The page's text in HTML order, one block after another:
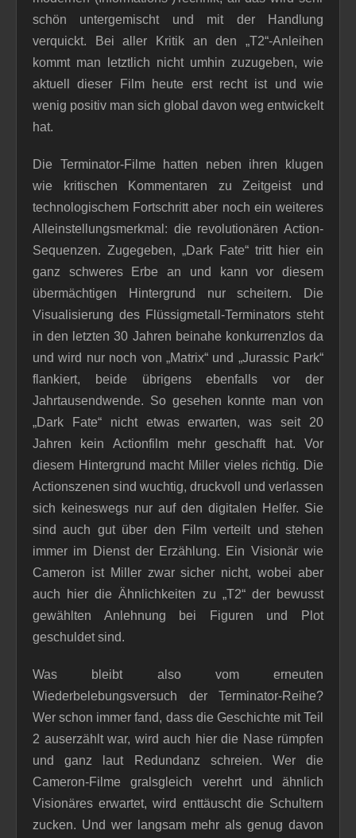
schön untergemischt und mit der Handlung
verquickt. Bei aller Kritik an den „T2“-Anleihen
kommt man letztlich nicht umhin zuzugeben, wie
aktuell dieser Film heute erst recht ist und wie
wenig positiv man sich global davon weg entwickelt
hat.
Die Terminator-Filme hatten neben ihren klugen
wie kritischen Kommentaren zu Zeitgeist und
technologischem Fortschritt aber noch ein weiteres
Alleinstellungsmerkmal: die revolutionären Action-
Sequenzen. Zugegeben, „Dark Fate“ tritt hier ein
ganz schweres Erbe an und kann vor diesem
übermächtigen Hintergrund nur scheitern. Die
Visualisierung des Flüssigmetall-Terminators steht
in den letzten 30 Jahren beinahe konkurrenzlos da
und wird nur noch von „Matrix“ und „Jurassic Park“
flankiert, beide übrigens ebenfalls vor der
Jahrtausendwende. So gesehen konnte man von
„Dark Fate“ nicht etwas erwarten, was seit 20
Jahren kein Actionfilm mehr geschafft hat. Vor
diesem Hintergrund macht Miller vieles richtig. Die
Actionszenen sind wuchtig, druckvoll und verlassen
sich keineswegs nur auf den digitalen Helfer. Sie
sind auch gut über den Film verteilt und stehen
immer im Dienst der Erzählung. Ein Visionär wie
Cameron ist Miller zwar sicher nicht, wobei aber
auch hier die Ähnlichkeiten zu „T2“ der bewusst
gewählten Anlehnung bei Figuren und Plot
geschuldet sind.
Was bleibt also vom erneuten
Wiederbelebungsversuch der Terminator-Reihe?
Wer schon immer fand, dass die Geschichte mit Teil
2 auserzählt war, wird auch hier die Nase rümpfen
und ganz laut Redundanz schreien. Wer die
Cameron-Filme gralsgleich verehrt und ähnlich
Visionäres erwartet, wird enttäuscht die Schultern
zucken. Und wer langsam mehr als genug davon